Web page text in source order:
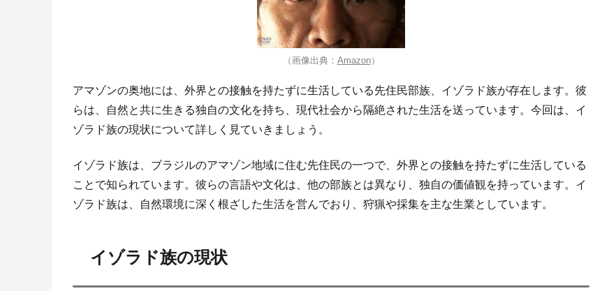
（画像出典： Amazon）
アマゾンの奥地には、外界との接触を持たずに生活している先住民部族、イゾラド族が存在します。彼
らは、自然と共に生きる独自の文化を持ち、現代社会から隔絶された生活を送っています。今回は、イ
ゾラド族の現状について詳しく見ていきましょう。
イゾラド族は、ブラジルのアマゾン地域に住む先住民の一つで、外界との接触を持たずに生活している
ことで知られています。彼らの言語や文化は、他の部族とは異なり、独自の価値観を持っています。イ
ゾラド族は、自然環境に深く根ざした生活を営んでおり、狩猟や採集を主な生業としています。
イゾラド族の現状